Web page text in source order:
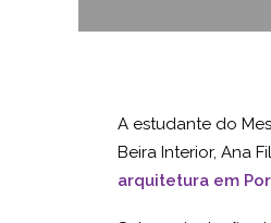
A estudante do
Beira Interior, Ana
arquitetura em